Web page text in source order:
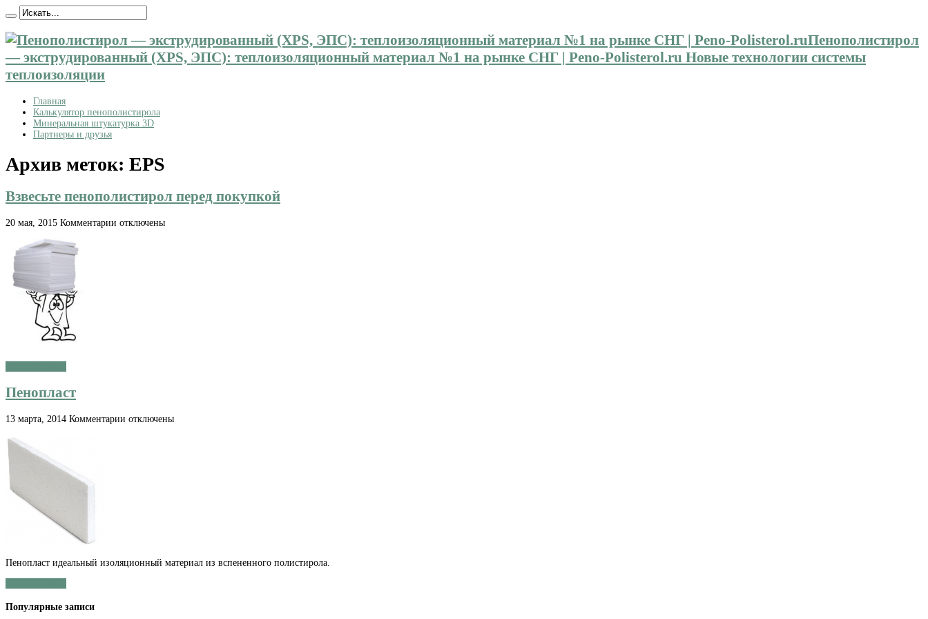
Пенополистирол
— экструдированный (XPS, ЭПС): теплоизоляционный материал №1 на рынке СНГ | Peno-Polisterol.ru Новые технологии системы
теплоизоляции
Главная
Калькулятор пенополистирола
Минеральная штукатурка 3D
Партнеры и друзья
Архив меток: EPS
Взвесьте пенополистирол перед покупкой
20 мая, 2015 Комментарии котключены
Пенопласт
13 марта, 2014 Комментарии котключены
Пенопласт идеальный изоляционный материал из вспененного полистирола.
Популярные записи